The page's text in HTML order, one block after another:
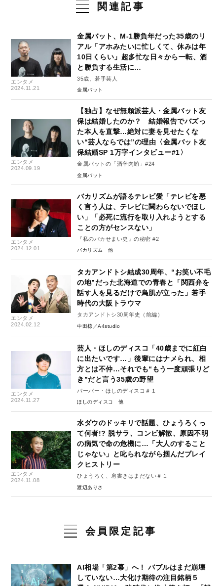
関連記事
エンタメ
2024.11.21
金属バット、M-1勝負年だった35歳のリ
アル「アホみたいに忙しくて、休みは年
10日くらい」超多忙な日々から一転、酒
と勝負する生活に…
35歳、若手芸人
金属バット
エンタメ
2024.09.19
【独占】なぜ無頼派芸人・金属バット友
保は結婚したのか？ 結婚報告でバズっ
た本人を直撃…絶対に妻を見せたくな
い“芸人ならでは”の理由〈金属バット友
保結婚SP 1万字インタビュー#1〉
金属バットの「酒辛肉鮪」#24
金属バット
エンタメ
2024.12.01
バカリズムが語るテレビ愛「テレビを悪
く言う人は、テレビに関わらないでほし
い」「必死に流行を取り入れようとする
ことの方がセンスない」
『私のバカせまい史』の秘密 #2
バカリズム
エンタメ
2024.02.12
タカアンドトシ結成30周年、“お笑い不毛
の地”だった北海道での青春と「関西弁を
話す人を見るだけで鳥肌が立った」若手
時代の大阪トラウマ
タカアンドトシ30周年史（前編）
中田椋／A4studio
エンタメ
2024.11.27
芸人・ほしのディスコ「40歳までに紅白
に出たいです…」後輩にはナメられ、相
方とは不仲…それでも“もう一度頑張りど
き”だと言う35歳の野望
パーパー・ほしのディスコ＃１
ほしのディスコ
エンタメ
2024.11.08
水ダウのドッキリで話題、ひょうろくっ
て何者!? 脱サラ、コンビ解散、原因不明
の病気で命の危機に…「大人のすること
じゃない」と叱られながら掴んだブレイ
クヒストリー
ひょうろく、肩書きはまだない＃１
渡辺ありさ
会員限定記事
AI相場「第2幕」へ！ バブルはまだ崩壊
していない…大化け期待の注目銘柄５